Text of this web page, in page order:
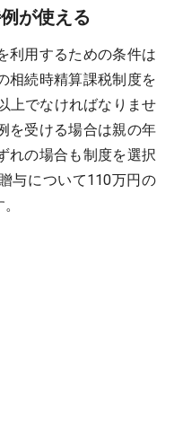
が使える
利用するための条件は
相続時精算課税制度を
上でなければなりませ
を受ける場合は親の年
れの場合も制度を選択
与について110万円の